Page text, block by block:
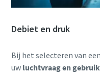
Debiet en druk
Bij het selecteren van
uw luchtvraag en